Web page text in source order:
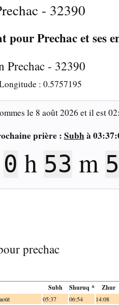
- 32390
pour Prechac et ses
Prechac - 32390
: 0.5757195
le 8 août 2026 et il est
prière : Subhà
0 h 53 m
prechac
Subh Shuruq * Zhur
05:37 06:54 14:08